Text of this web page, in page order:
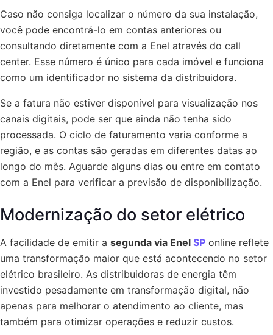
Caso não consiga localizar o número da sua instalação,
você pode encontrá-lo em contas anteriores ou
consultando diretamente com a Enel através do call
center. Esse número é único para cada imóvel e funciona
como um identificador no sistema da distribuidora.
Se a fatura não estiver disponível para visualização nos
canais digitais, pode ser que ainda não tenha sido
processada. O ciclo de faturamento varia conforme a
região, e as contas são geradas em diferentes datas ao
longo do mês. Aguarde alguns dias ou entre em contato
com a Enel para verificar a previsão de disponibilização.
Modernização do setor elétrico
A facilidade de emitir a segunda via Enel SP online reflete
uma transformação maior que está acontecendo no setor
elétrico brasileiro. As distribuidoras de energia têm
investido pesadamente em transformação digital, não
apenas para melhorar o atendimento ao cliente, mas
também para otimizar operações e reduzir custos.